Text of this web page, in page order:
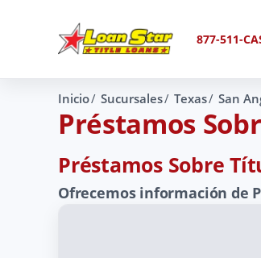
877-511-
Inicio Sucursales Texas San
Préstamos
Préstamos Sobre
Ofrecemos información de